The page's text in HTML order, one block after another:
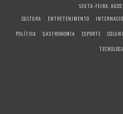
SEXTA-FEIRA,
CULTURA
ENTRETENIMENTO
POLÍTICA
GASTRONOMIA ESPORTE